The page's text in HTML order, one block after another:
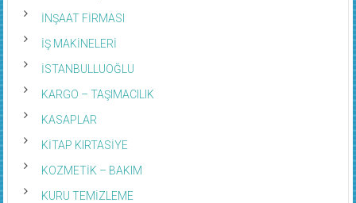
İNŞAAT FİRMASI
İŞ MAKİNELERİ
İSTANBULLUOĞLU
KARGO – TAŞIMACILIK
KASAPLAR
KİTAP KIRTASİYE
KOZMETİK – BAKIM
KURU TEMİZLEME